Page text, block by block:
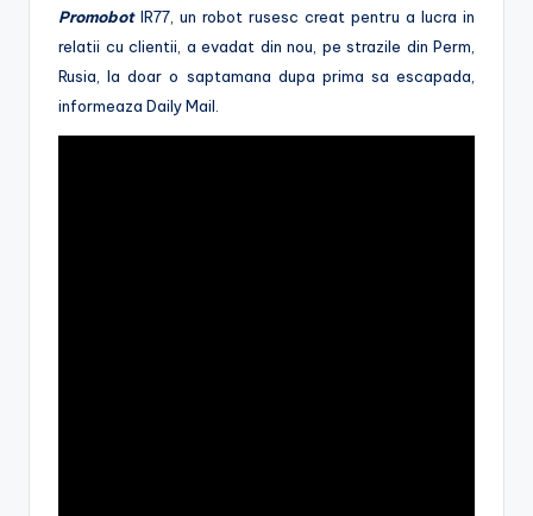
PromobotIR77, un robot rusesc creat pentru a lucra in
relatii cu clientii, a evadat din nou, pe strazile din Perm,
Rusia, la doar o saptamana dupa prima sa escapada,
informeaza Daily Mail.